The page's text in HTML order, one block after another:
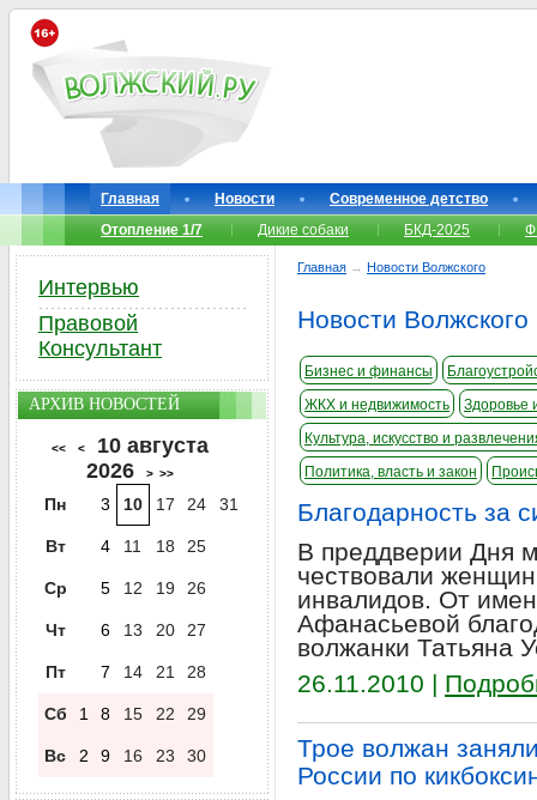
Главная Новости
Современное детство
Отопление 1/7
Дикие собаки БКД-2025
Главная → Новости Волжского
Новости Волжского
Бизнес и финансы
ЖКХ и недвижимость
Здоровье
Культура, искусство и
Политика, власть и закон
Благодарность за
В преддверии Дня
чествовали
инвалидов. От
Афанасьевой
волжанки Татьяна
26.11.2010 |
Трое волжан
России по
Интервью
Правовой
Консультант
АРХИВ НОВОСТЕЙ
<< <
10 августа
2026
> >>
Пн 3 10 17 24 31
Вт 4 11 18 25
Ср 5 12 19 26
Чт 6 13 20 27
Пт 7 14 21 28
Сб 1 8 15 22 29
Вс 2 9 16 23 30